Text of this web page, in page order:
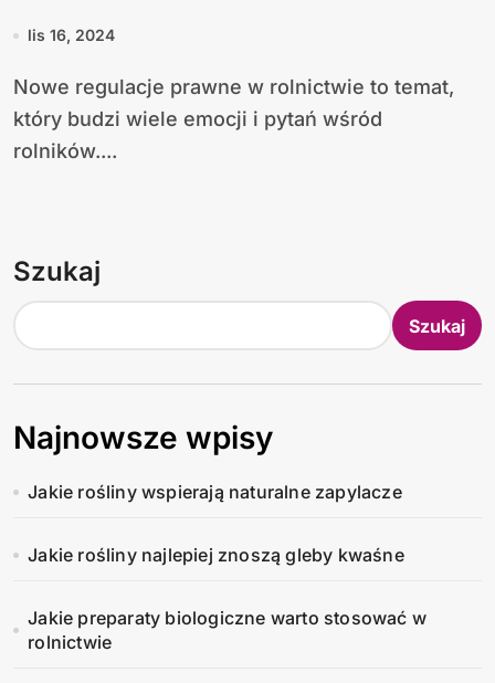
wiedzieć każdy rolnik?
lis 16, 2024
Nowe regulacje prawne w rolnictwie to temat,
który budzi wiele emocji i pytań wśród
rolników....
Szukaj
Szukaj
Najnowsze wpisy
Jakie rośliny wspierają naturalne zapylacze
Jakie rośliny najlepiej znoszą gleby kwaśne
Jakie preparaty biologiczne warto stosować w
rolnictwie